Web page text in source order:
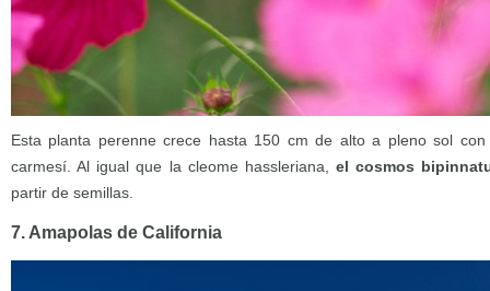
Esta planta perenne crece hasta 150 cm de alto a pleno sol
carmesí. Al igual que la cleome hassleriana, el cosmos
partir de semillas.
7. Amapolas de California